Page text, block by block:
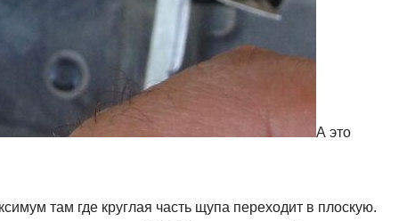
А это
там где круглая часть щупа переходит в плоскую.